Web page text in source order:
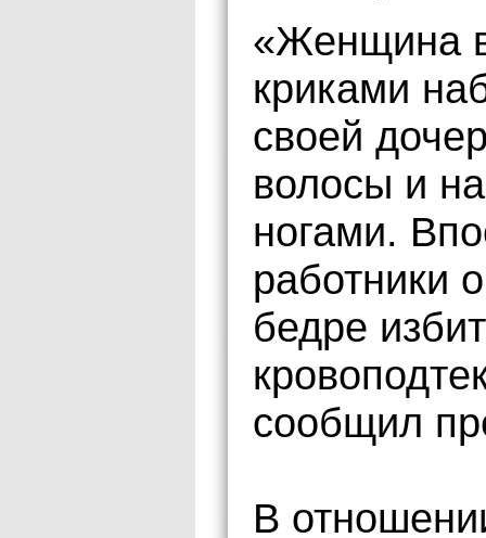
«Женщина
криками
своей
волосы и
ногами.
работники
бедре
сообщил
В